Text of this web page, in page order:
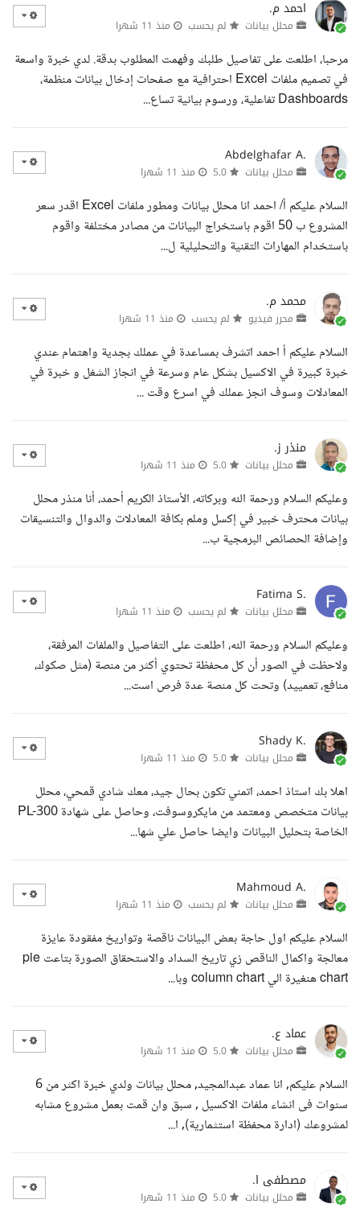
احمد م.
محلل بيانات لم يحسب منذ 11 شهرا
مرحبا، اطلعت على تفاصيل طلبك وفهمت المطلوب بدقة. لدي خبرة واسعة
في تصميم ملفات Excel احترافية مع صفحات إدخال بيانات منظمة،
Dashboards تفاعلية، ورسوم بيانية تساع...
Abdelghafar A.
محلل بيانات منذ 11 شهرا
السلام عليكم أ/ احمد انا محلل بيانات ومطور ملفات Excel اقدر سعر
المشروع ب 50 اقوم باستخراج البيانات من مصادر مختلفة واقوم
باستخدام المهارات التقنية والتحليلية ل...
محمد م.
محرر فيديو لم يحسب منذ 11 شهرا
السلام عليكم أ احمد اتشرف بمساعدة في عملك بجدية واهتمام عندي
خبرة كبيرة في الاكسيل بشكل عام وسرعة في انجاز الشغل و خبرة في
المعادلات وسوف انجز عملك في اسرع وقت ...
منذر ز.
محلل بيانات منذ 11 شهرا
وعليكم السلام ورحمة الله وبركاته، الأستاذ الكريم أحمد، أنا منذر محلل
بيانات محترف خبير في إكسل وملم بكافة المعادلات والدوال والتنسيقات
وإضافة الحصائص البرمجية ب...
Fatima S.
محلل بيانات لم يحسب منذ 11 شهرا
وعليكم السلام ورحمة الله، اطلعت على التفاصيل والملفات المرفقة،
ولاحظت في الصور أن كل محفظة تحتوي أكثر من منصة (مثل صكوك،
منافع، تعمييد) وتحت كل منصة عدة فرص است...
Shady K.
محلل بيانات منذ 11 شهرا
اهلا بك استاذ احمد، اتمني تكون بحال جيد، معك شادي قمحي، محلل
بيانات متخصص ومعتمد من مايكروسوفت، وحاصل على شهادة PL-300
الخاصة بتحليل البيانات وايضا حاصل علي شها...
Mahmoud A.
محلل بيانات لم يحسب منذ 11 شهرا
السلام عليكم اول حاجة بعض البيانات ناقصة وتواريخ مفقودة عايزة
معالجة واكمال الناقص زي تاريخ السداد والاستحقاق الصورة بتاعت pie
chart هنغيرة الي column chart وبا...
عماد ع.
محلل بيانات منذ 11 شهرا
السلام عليكم, انا عماد عبدالمجيد, محلل بيانات ولدي خبرة اكثر من 6
سنوات فى انشاء ملفات الاكسيل , سبق وان قمت بعمل مشروع مشابه
لمشروعك (ادارة محفظة استثمارية), ا...
مصطفى ا.
محلل بيانات منذ 11 شهرا